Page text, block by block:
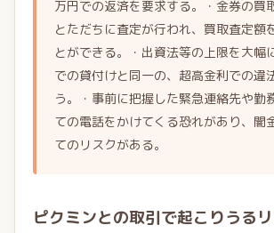
万円での返済を要求する。・金券の買
とただちに査定が行われ、買取査定額
とができる。・出資法等の上限を大幅
での貸付けと同一の、超高金利での違
う。・事前に把握した緊急連絡先や勤
ての電話をかけてくる恐れがあり、闇
てのリスクがある。
ピクミンとの取引で起こりうる